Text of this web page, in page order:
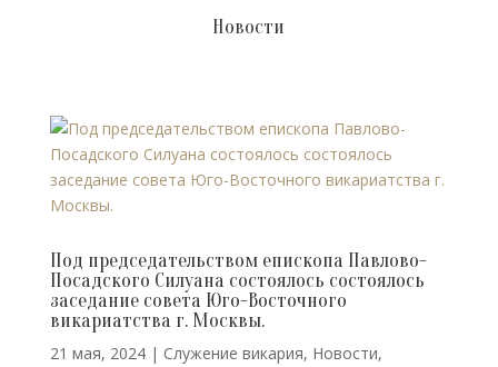
Новости
Под председательством епископа Павлово-
Посадского Силуана состоялось состоялось
заседание совета Юго-Восточного
викариатства г. Москвы.
21 мая, 2024| Cлужение викария, Новости,